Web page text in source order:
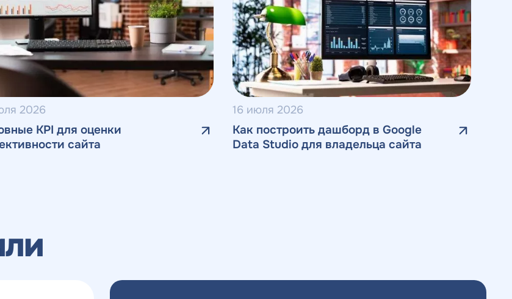
2026
KPI для оценки
сайта
16 июля 2026
Как построить дашборд в Google
Data Studio для владельца сайта